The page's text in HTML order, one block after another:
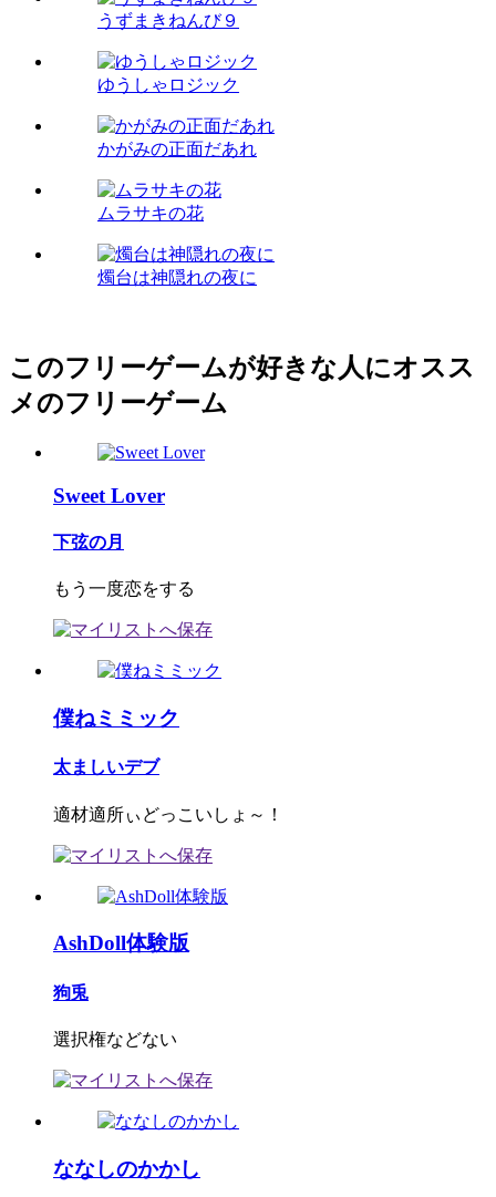
うずまきねんび９
ゆうしゃロジック
かがみの正面だあれ
ムラサキの花
燭台は神隠れの夜に
このフリーゲームが好きな人にオスス
メのフリーゲーム
Sweet Lover
下弦の月
もう一度恋をする
僕ねミミック
太ましいデブ
適材適所ぃどっこいしょ～！
AshDoll体験版
狗兎
選択権などない
ななしのかかし